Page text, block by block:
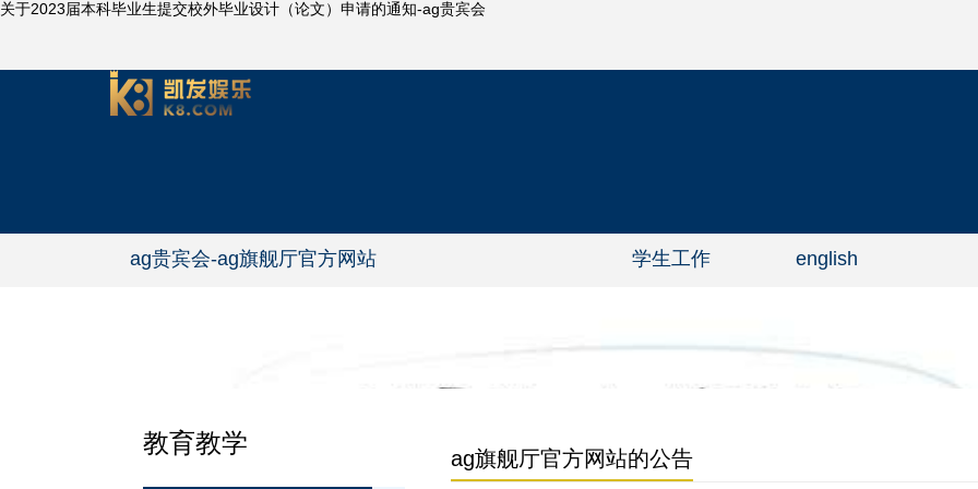
关于2023届本科毕业生提交校外毕业设计（论文）申请的通知-ag贵宾会
ag贵宾会-ag旗舰厅官方网站 学生工作 english
教育教学
ag旗舰厅官方网站的公告